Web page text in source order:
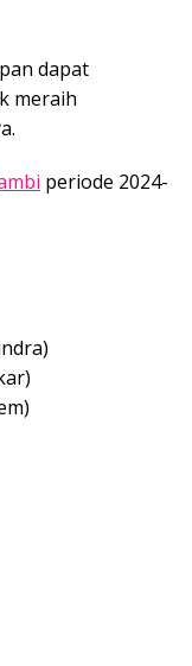
dapat
meraih
periode 2024-